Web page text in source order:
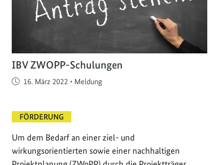
IBV ZWOPP-Schulungen
Veröffentlicht am
16. März 2022 • Meldung
FÖRDERUNG
Um dem Bedarf an einer ziel- und
wirkungsorientierten sowie einer nachhaltigen